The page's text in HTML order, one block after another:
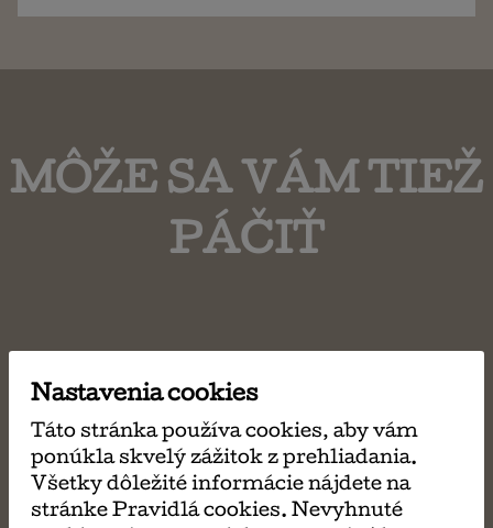
MÔŽE SA VÁM TIEŽ
PÁČIŤ
Nastavenia cookies
Táto stránka používa cookies, aby vám
ponúkla skvelý zážitok z prehliadania.
Všetky dôležité informácie nájdete na
stránke Pravidlá cookies. Nevyhnuté